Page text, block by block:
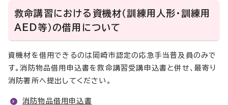
救命講習における資機材（訓練用人形・訓練用
AED等）の借用について
資機材を借用できるのは岡崎市認定の応急手当普及員のみで
す。消防物品借用申込書を救命講習受講申込書と併せ、最寄り
消防署所へ提出してください。
消防物品借用申込書